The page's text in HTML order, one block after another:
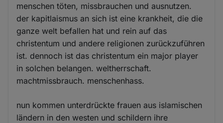
menschen töten, missbrauchen und ausnutzen.
der kapitlaismus an sich ist eine krankheit, die die
ganze welt befallen hat und rein auf das
christentum und andere religionen zurückzuführen
ist. dennoch ist das christentum ein major player
in solchen belangen. weltherrschaft.
machtmissbrauch. menschenhass.
nun kommen unterdrückte frauen aus islamischen
ländern in den westen und schildern ihre